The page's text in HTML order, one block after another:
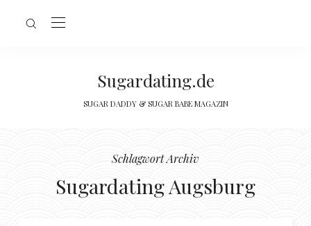
Sugardating.de
SUGAR DADDY & SUGAR BABE MAGAZIN
Schlagwort Archiv
Sugardating Augsburg